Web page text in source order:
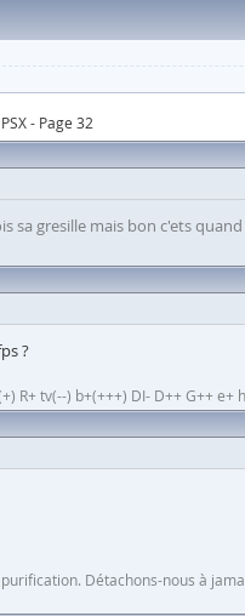
- Page 32
sa gresille mais bon c'ets
?
R+ tv(--) b+(+++) DI- D++ G++ e+
Détachons-nous à